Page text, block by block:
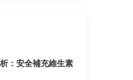
：安全補充維生素